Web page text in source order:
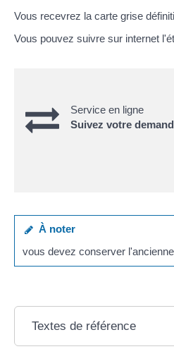
Vous recevrez la carte grise
Vous pouvez suivre sur internet
Service en ligne
Suivez votre
À noter
vous devez conserver
Textes de référence